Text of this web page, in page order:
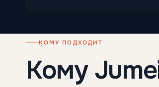
КОМУ ПОДХОДИТ
Кому